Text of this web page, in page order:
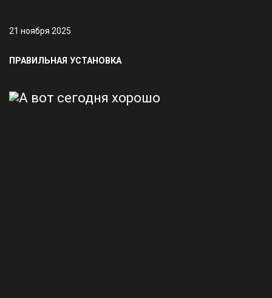
21 ноября 2025
ПРАВИЛЬНАЯ УСТАНОВКА